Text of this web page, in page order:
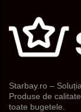
Starbay.ro –
Produse de
toate bugetele.